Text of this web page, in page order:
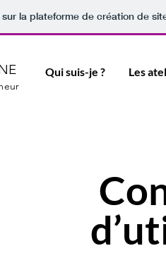
la plateforme de création de
Qui suis-je ? Les